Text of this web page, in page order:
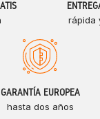
rápida
GARANTÍA EUROPEA
hasta dos años